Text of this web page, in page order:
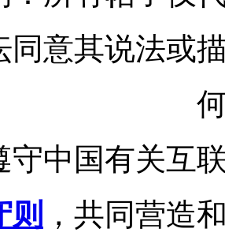
同意其说法或
守中国有关互
则 ，共同营造